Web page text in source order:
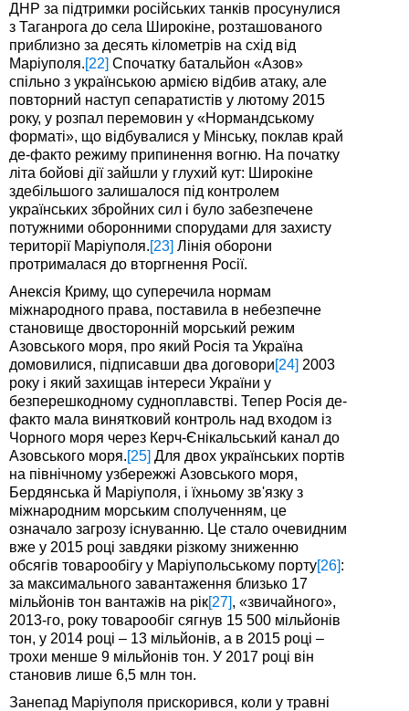
ДНР за підтримки російських танків просунулися
з Таганрога до села Широкіне, розташованого
приблизно за десять кілометрів на схід від
Маріуполя.[22] Спочатку батальйон «Азов»
спільно з українською армією відбив атаку, але
повторний наступ сепаратистів у лютому 2015
року, у розпал перемовин у «Нормандському
форматі», що відбувалися у Мінську, поклав край
де-факто режиму припинення вогню. На початку
літа бойові дії зайшли у глухий кут: Широкіне
здебільшого залишалося під контролем
українських збройних сил і було забезпечене
потужними оборонними спорудами для захисту
території Маріуполя.[23] Лінія оборони
протрималася до вторгнення Росії.
Анексія Криму, що суперечила нормам
міжнародного права, поставила в небезпечне
становище двосторонній морський режим
Азовського моря, про який Росія та Україна
домовилися, підписавши два договори[24] 2003
року і який захищав інтереси України у
безперешкодному судноплавстві. Тепер Росія де-
факто мала винятковий контроль над входом із
Чорного моря через Керч-Єнікальський канал до
Азовського моря.[25] Для двох українських портів
на північному узбережжі Азовського моря,
Бердянська й Маріуполя, і їхньому зв'язку з
міжнародним морським сполученням, це
означало загрозу існуванню. Це стало очевидним
вже у 2015 році завдяки різкому зниженню
обсягів товарообігу у Маріупольському порту[26]:
за максимального завантаження близько 17
мільйонів тон вантажів на рік[27], «звичайного»,
2013-го, року товарообіг сягнув 15 500 мільйонів
тон, у 2014 році – 13 мільйонів, а в 2015 році –
трохи менше 9 мільйонів тон. У 2017 році він
становив лише 6,5 млн тон.
Занепад Маріуполя прискорився, коли у травні